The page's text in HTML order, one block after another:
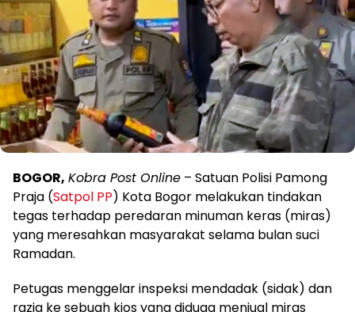
BOGOR, Kobra Post Online – Satuan Polisi Pamong
Praja (Satpol PP) Kota Bogor melakukan tindakan
tegas terhadap peredaran minuman keras (miras)
yang meresahkan masyarakat selama bulan suci
Ramadan.
Petugas menggelar inspeksi mendadak (sidak) dan
razia ke sebuah kios yang diduga menjual miras